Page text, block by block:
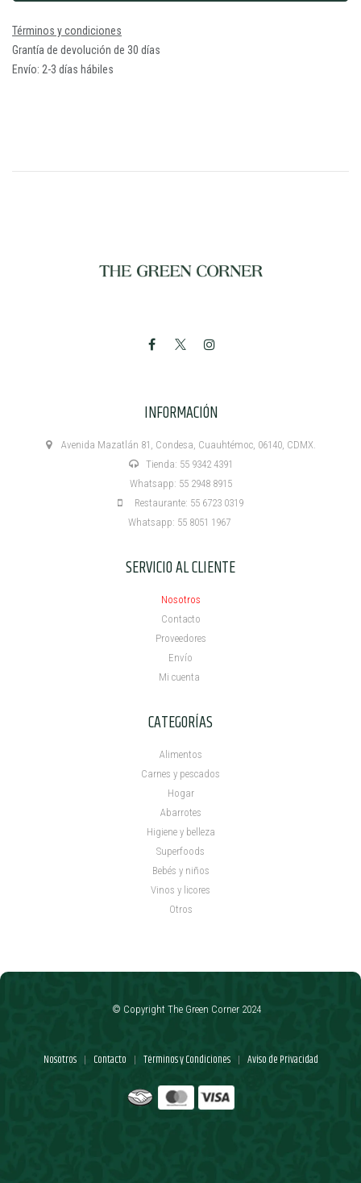
Términos y condiciones
Grantía de devolución de 30 días
Envío: 2-3 días hábiles
INFORMACIÓN
Avenida Mazatlán 81, Condesa, Cuauhtémoc, 06140, CDMX.
Tienda: 55 9342 4391
Whatsapp: 55 2948 8915
Restaurante: 55 6723 0319
Whatsapp: 55 8051 1967
SERVICIO AL CLIENTE
Nosotros
Contacto
Proveedores
Envío
Mi cuenta ​
CATEGORÍAS
Alimentos
Carnes y pescados
Hogar
Abarrotes
Higiene y belleza
Superfoods
Bebés y niños
Vinos y licores
Otros
Nosotros | Contacto | Términos y Condiciones | Aviso de Privacidad
© Copyright The Green Corner 2024